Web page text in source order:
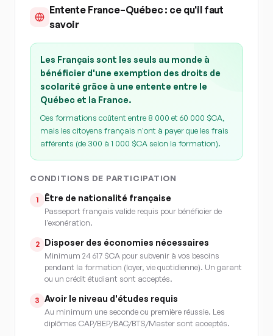
Entente France–Québec : ce qu'il faut
savoir
Les Français sont les seuls au monde à
bénéficier d'une exemption des droits de
scolarité grâce à une entente entre le
Québec et la France.
Ces formations coûtent entre 8 000 et 60 000 $CA,
mais les citoyens français n'ont à payer que les frais
afférents (de 300 à 1 000 $CA selon la formation).
CONDITIONS DE PARTICIPATION
1 Être de nationalité française
Passeport français valide requis pour bénéficier de
l'exonération.
2 Disposer des économies nécessaires
Minimum 24 617 $CA pour subvenir à vos besoins
pendant la formation (loyer, vie quotidienne). Un garant
ou un crédit étudiant sont acceptés.
3 Avoir le niveau d'études requis
Au minimum une seconde ou première réussie. Les
diplômes CAP/BEP/BAC/BTS/Master sont acceptés.